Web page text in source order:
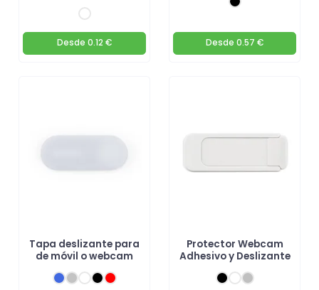
Desde 0.12 € Desde 0.57 €
Tapa deslizante para
de móvil o webcam
Protector Webcam
Adhesivo y Deslizante